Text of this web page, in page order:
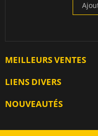
MEILLEURS VENTES
LIENS DIVERS
NOUVEAUTÉS